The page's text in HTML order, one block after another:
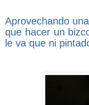
Aprovechando
que hacer un
le va que ni